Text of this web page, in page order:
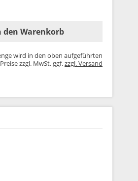
den Warenkorb
wird in den oben aufgeführten
zzgl. MwSt. ggf.zzgl. Versand